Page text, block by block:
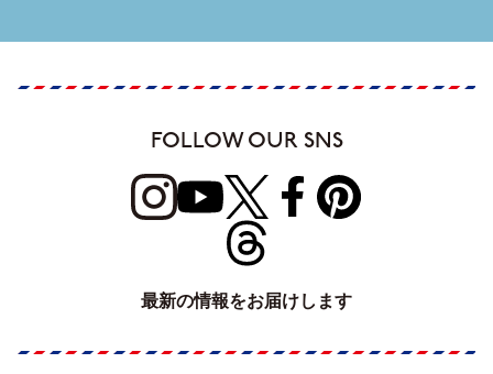
FOLLOW OUR SNS
最新の情報をお届けします